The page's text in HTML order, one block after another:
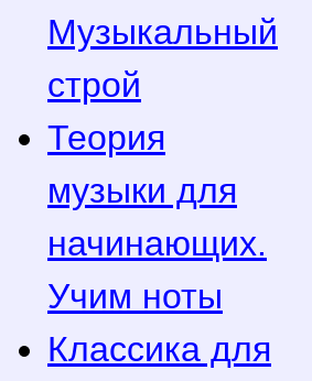
Музыкальный
строй
Теория
музыки для
начинающих.
Учим ноты
Классика для